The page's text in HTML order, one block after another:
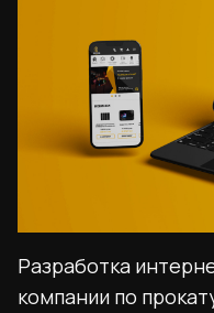
Разработка
компании по